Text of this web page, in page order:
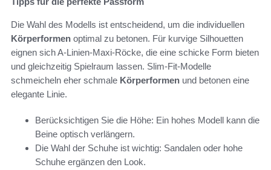
Die Wahl des Modells ist entscheidend, um die individuellen
Körperformen optimal zu betonen. Für kurvige Silhouetten
eignen sich A-Linien-Maxi-Röcke, die eine schicke Form bieten
und gleichzeitig Spielraum lassen. Slim-Fit-Modelle
schmeicheln eher schmale Körperformen und betonen eine
elegante Linie.
Berücksichtigen Sie die Höhe: Ein hohes Modell kann die
Beine optisch verlängern.
Die Wahl der Schuhe ist wichtig: Sandalen oder hohe
Schuhe ergänzen den Look.